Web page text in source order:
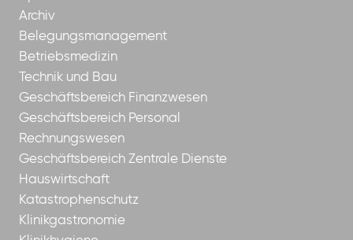
Archiv
Belegungsmanagement
Betriebsmedizin
Technik und Bau
Geschäftsbereich Finanzwesen
Geschäftsbereich Personal
Rechnungswesen
Geschäftsbereich Zentrale Dienste
Hauswirtschaft
Katastrophenschutz
Klinikgastronomie